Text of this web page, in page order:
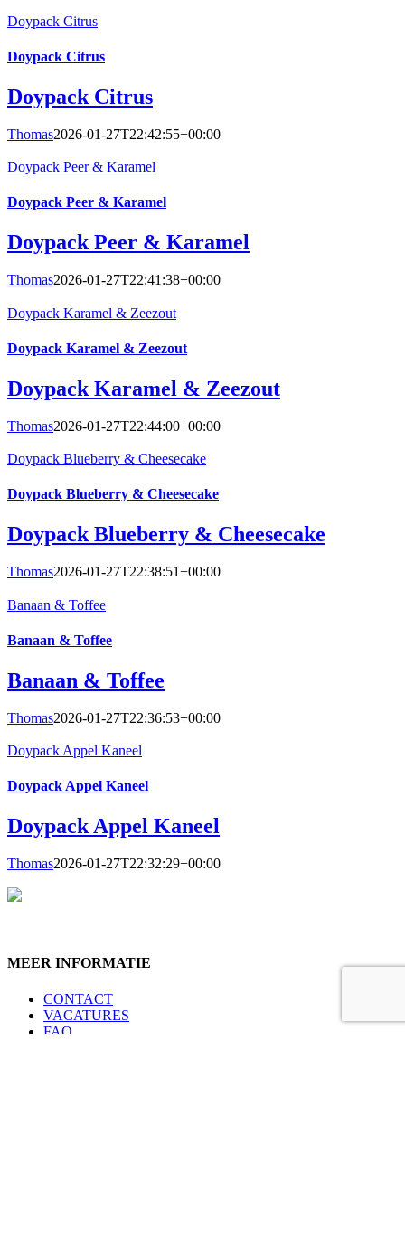
Doypack Citrus
Doypack Citrus
Doypack Citrus
Thomas2026-01-27T22:42:55+00:00
Doypack Peer & Karamel
Doypack Peer & Karamel
Doypack Peer & Karamel
Thomas2026-01-27T22:41:38+00:00
Doypack Karamel & Zeezout
Doypack Karamel & Zeezout
Doypack Karamel & Zeezout
Thomas2026-01-27T22:44:00+00:00
Doypack Blueberry & Cheesecake
Doypack Blueberry & Cheesecake
Doypack Blueberry & Cheesecake
Thomas2026-01-27T22:38:51+00:00
Banaan & Toffee
Banaan & Toffee
Banaan & Toffee
Thomas2026-01-27T22:36:53+00:00
Doypack Appel Kaneel
Doypack Appel Kaneel
Doypack Appel Kaneel
Thomas2026-01-27T22:32:29+00:00
MEER INFORMATIE
CONTACT
VACATURES
FAQ